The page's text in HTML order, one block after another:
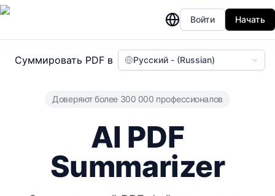
Войти Начать
Суммировать PDF в Русский - (Russian)
Доверяют более 300 000 профессионалов
AI PDF
Summarizer